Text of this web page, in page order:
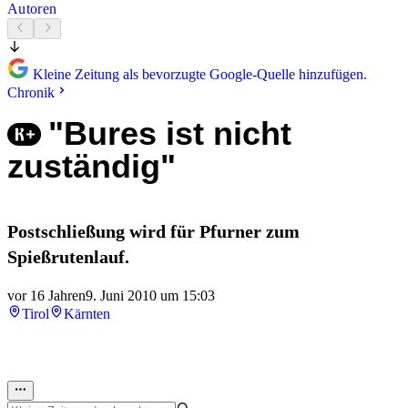
Autoren
Kleine Zeitung als bevorzugte Google-Quelle hinzufügen.
Chronik
"Bures ist nicht
zuständig"
Postschließung wird für Pfurner zum
Spießrutenlauf.
vor 16 Jahren9. Juni 2010 um 15:03
Tirol
Kärnten